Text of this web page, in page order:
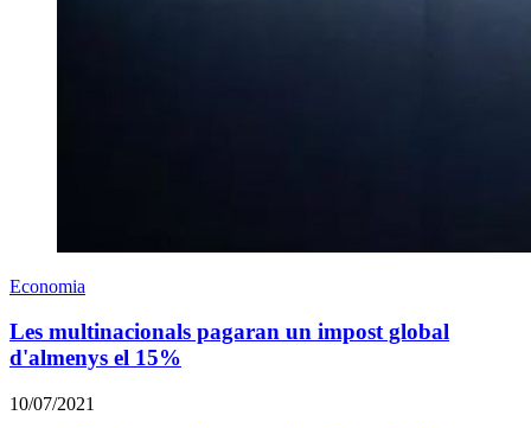
Economia
Les multinacionals pagaran un impost global
d'almenys el 15%
10/07/2021